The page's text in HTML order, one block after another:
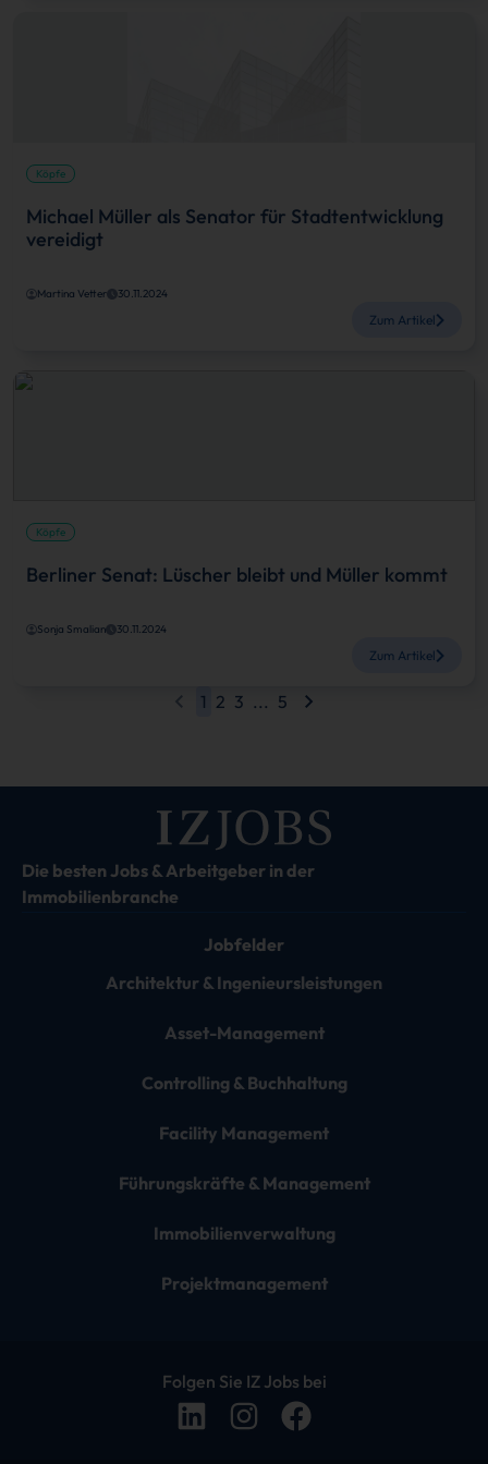
Köpfe
Michael Müller als Senator für Stadtentwicklung
vereidigt
Martina Vetter 30.11.2024
Zum Artikel
Köpfe
Berliner Senat: Lüscher bleibt und Müller kommt
Sonja Smalian 30.11.2024
Zum Artikel
1 2 3 ... 5
Die besten Jobs & Arbeitgeber in der
Immobilienbranche
Jobfelder
Architektur & Ingenieursleistungen
Asset-Management
Controlling & Buchhaltung
Facility Management
Führungskräfte & Management
Immobilienverwaltung
Projektmanagement
Folgen Sie IZ Jobs bei